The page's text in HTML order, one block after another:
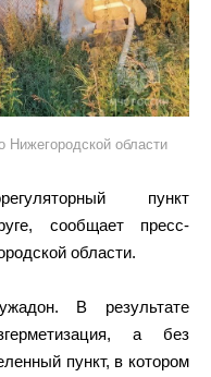
области
пункт
сообщает пресс-
области.
В результате
а без
пункт, в котором